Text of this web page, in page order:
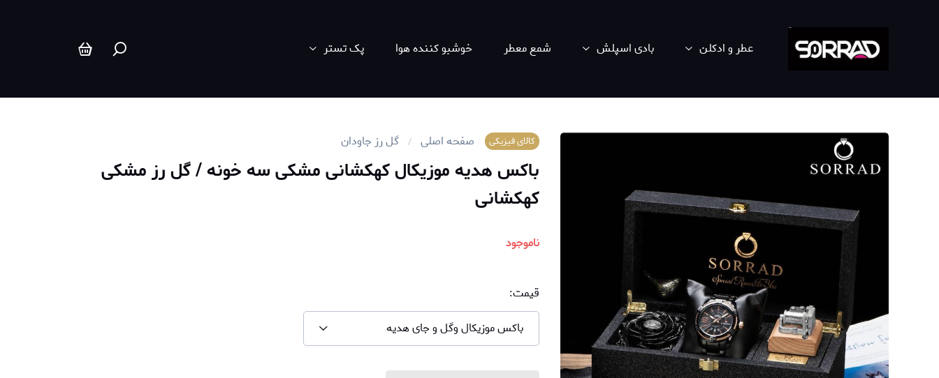
عطر و ادکلن بادی اسپلش شمع معطر خوشبو کننده هوا پک تستر
کالای فیزیکی صفحه اصلی گل رز جاودان
باکس هدیه موزیکال کهکشانی مشکی سه خونه / گل رز مشکی
کهکشانی
ناموجود
قیمت:
باکس موزیکال وگل و جای هدیه